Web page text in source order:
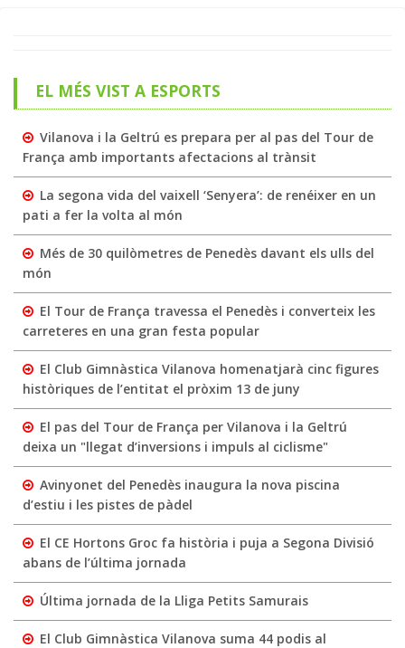
EL MÉS VIST A ESPORTS
Vilanova i la Geltrú es prepara per al pas del Tour de
França amb importants afectacions al trànsit
La segona vida del vaixell ‘Senyera’: de renéixer en un
pati a fer la volta al món
Més de 30 quilòmetres de Penedès davant els ulls del
món
El Tour de França travessa el Penedès i converteix les
carreteres en una gran festa popular
El Club Gimnàstica Vilanova homenatjarà cinc figures
històriques de l’entitat el pròxim 13 de juny
El pas del Tour de França per Vilanova i la Geltrú
deixa un "llegat d’inversions i impuls al ciclisme"
Avinyonet del Penedès inaugura la nova piscina
d’estiu i les pistes de pàdel
El CE Hortons Groc fa història i puja a Segona Divisió
abans de l’última jornada
Última jornada de la Lliga Petits Samurais
El Club Gimnàstica Vilanova suma 44 podis al